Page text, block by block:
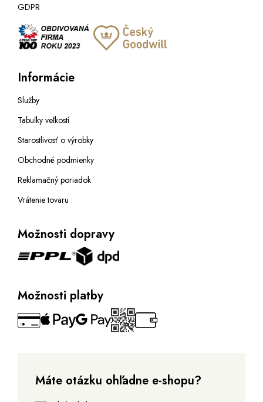
GDPR
Informácie
Služby
Tabuľky veľkostí
Starostlivosť o výrobky
Obchodné podmienky
Reklamačný poriadok
Vrátenie tovaru
Možnosti dopravy
Možnosti platby
Máte otázku ohľadne e-shopu?